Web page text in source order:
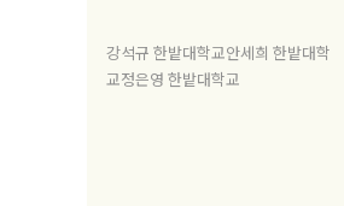
강석규 한밭대학교안세희 한밭대학
교정은영 한밭대학교